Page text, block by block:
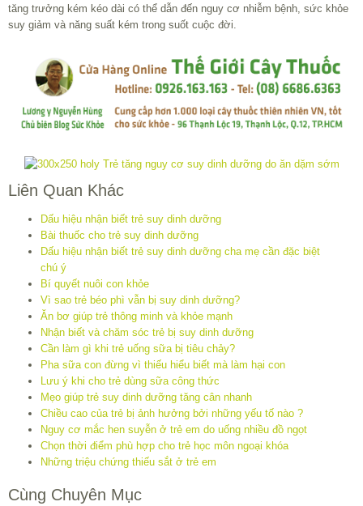
tăng trưởng kém kéo dài có thể dẫn đến nguy cơ nhiễm bệnh, sức khỏe
suy giảm và năng suất kém trong suốt cuộc đời.
Liên Quan Khác
Dấu hiệu nhận biết trẻ suy dinh dưỡng
Bài thuốc cho trẻ suy dinh dưỡng
Dấu hiệu nhận biết trẻ suy dinh dưỡng cha mẹ cần đặc biệt
chú ý
Bí quyết nuôi con khỏe
Vì sao trẻ béo phì vẫn bị suy dinh dưỡng?
Ăn bơ giúp trẻ thông minh và khỏe mạnh
Nhận biết và chăm sóc trẻ bị suy dinh dưỡng
Cần làm gì khi trẻ uống sữa bị tiêu chảy?
Pha sữa con đừng vì thiếu hiểu biết mà làm hại con
Lưu ý khi cho trẻ dùng sữa công thức
Mẹo giúp trẻ suy dinh dưỡng tăng cân nhanh
Chiều cao của trẻ bị ảnh hưởng bởi những yếu tố nào ?
Nguy cơ mắc hen suyễn ở trẻ em do uống nhiều đồ ngọt
Chọn thời điểm phù hợp cho trẻ học môn ngoại khóa
Những triệu chứng thiếu sắt ở trẻ em
Cùng Chuyên Mục